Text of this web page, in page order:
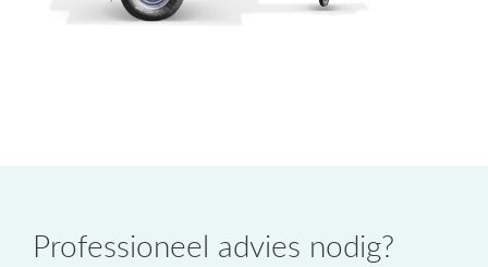
Professioneel advies nodig?